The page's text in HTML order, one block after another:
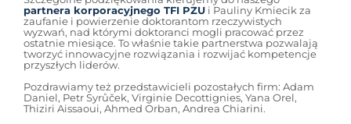
partnera korporacyjnego TFI PZU i Pauliny Kmiecik za
zaufanie i powierzenie doktorantom rzeczywistych
wyzwań, nad którymi doktoranci mogli pracować przez
ostatnie miesiące. To właśnie takie partnerstwa pozwalają
tworzyć innowacyjne rozwiązania i rozwijać kompetencje
przyszłych liderów.
Pozdrawiamy też przedstawicieli pozostałych firm: Adam
Daniel, Petr Syrůček, Virginie Decottignies, Yana Orel,
Thiziri Aissaoui, Ahmed Orban, Andrea Chiarini.